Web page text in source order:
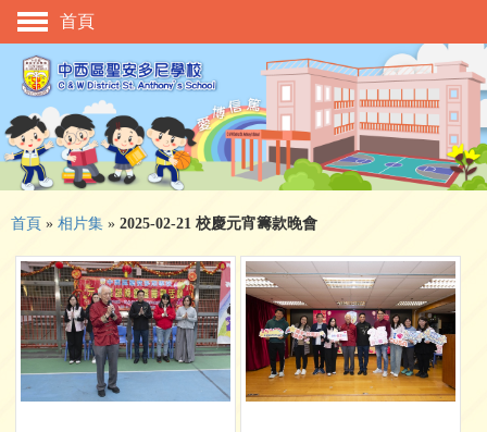
主頁
校慶活動
管理與組織
學與教
校風及學生支援
學生表現
相片及影片
升中資訊
入學申請
首頁
首頁 » 相片集 » 2025-02-21 校慶元宵籌款晚會